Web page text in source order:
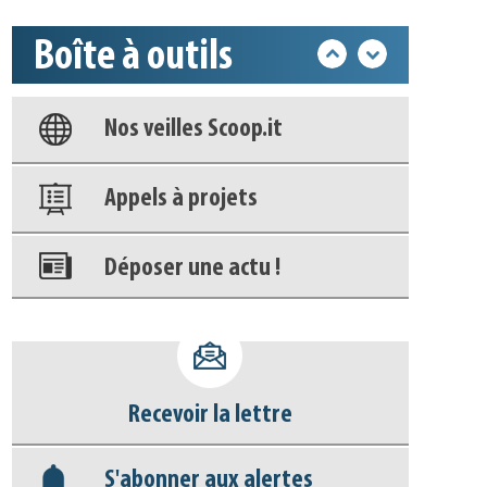
Boîte à outils
Base documentaire
Nos veilles Scoop.it
Appels à projets
Déposer une actu !
déconnecter)
Base documentaire
Recevoir la lettre
S'abonner aux alertes